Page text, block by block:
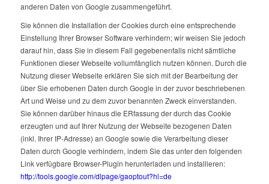
anderen Daten von Google zusammengeführt.
Sie können die Installation der Cookies durch eine entsprechende
Einstellung Ihrer Browser Software verhindern; wir weisen Sie jedoch
darauf hin, dass Sie in diesem Fall gegebenenfalls nicht sämtliche
Funktionen dieser Webseite vollumfänglich nutzen können. Durch die
Nutzung dieser Webseite erklären Sie sich mit der Bearbeitung der
über Sie erhobenen Daten durch Google in der zuvor beschriebenen
Art und Weise und zu dem zuvor benannten Zweck einverstanden.
Sie können darüber hinaus die ERfassung der durch das Cookie
erzeugten und auf Ihrer Nutzung der Webseite bezogenen Daten
(inkl. Ihrer IP-Adresse) an Google sowie die Verarbeitung dieser
Daten durch Google verhindern, indem Sie das unter den folgenden
Link verfügbare Browser-Plugin herunterladen und installieren:
http://tools.google.com/dlpage/gaoptout?hl=de